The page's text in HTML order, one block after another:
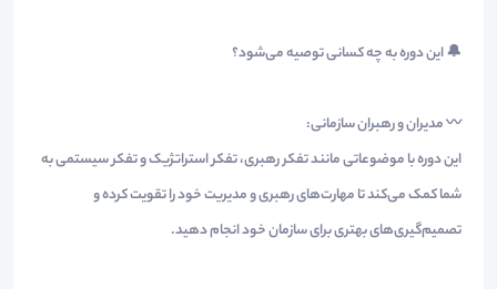
🔔 این دوره به چه کسانی توصیه می‌شود؟
〰️ مدیران و رهبران سازمانی:
این دوره با موضوعاتی مانند تفکر رهبری، تفکر استراتژیک و تفکر سیستمی به
شما کمک می‌کند تا مهارت‌های رهبری و مدیریت خود را تقویت کرده و
تصمیم‌گیری‌های بهتری برای سازمان خود انجام دهید.